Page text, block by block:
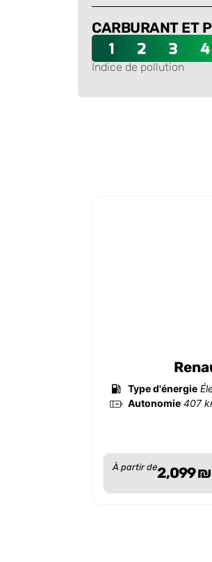
CARBURANT ET
Indice de pollution
Type d'énergie
Autonomie 407
À partir de2,099₪